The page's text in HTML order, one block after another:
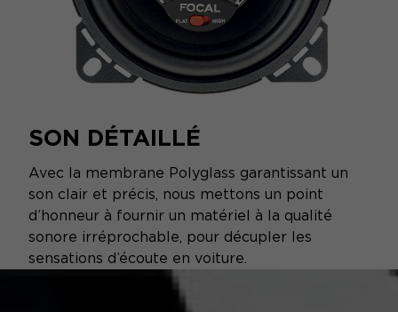
SON DÉTAILLÉ
Avec la membrane Polyglass garantissant un
son clair et précis, nous mettons un point
d’honneur à fournir un matériel à la qualité
sonore irréprochable, pour décupler les
sensations d’écoute en voiture.